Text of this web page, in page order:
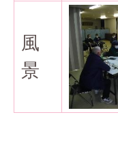
風
景